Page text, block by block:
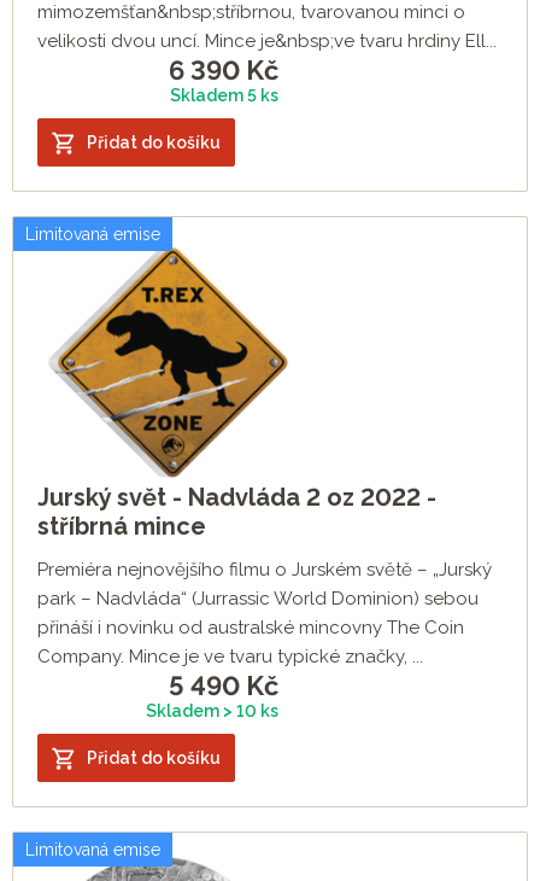
mimozemšťan&nbsp;stříbrnou, tvarovanou minci o
velikosti dvou uncí. Mince je&nbsp;ve tvaru hrdiny Ell...
6 390 Kč
Skladem 5 ks
Přidat do košíku
Limitovaná emise
Jurský svět - Nadvláda 2 oz 2022 -
stříbrná mince
Premiéra nejnovějšího filmu o Jurském světě – „Jurský
park – Nadvláda“ (Jurrassic World Dominion) sebou
přináší i novinku od australské mincovny The Coin
Company. Mince je ve tvaru typické značky, ...
5 490 Kč
Skladem > 10 ks
Přidat do košíku
Limitovaná emise